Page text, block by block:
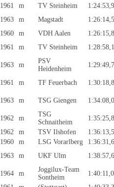
1961 m TV Steinheim
1963 m Magstadt
1960 m VDH Aalen
1961 m TV Steinheim
1963 m
PSV
Heidenheim
1961 m TF Feuerbach
1963 m TSG Giengen
1962 m
TSG
Schnaitheim
1962 m TSV Ilshofen
1960 m LSG Vorarlberg
1963 m UKF Ulm
1964 m
Joggilux-Team
Sontheim